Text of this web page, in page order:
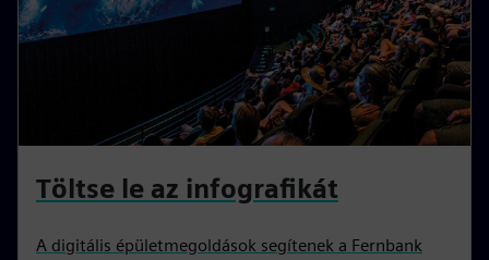
Töltse le az infografikát
A digitális épületmegoldások segítenek a Fernbank